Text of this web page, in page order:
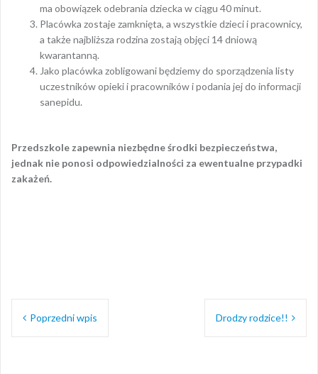
ma obowiązek odebrania dziecka w ciągu 40 minut.
Placówka zostaje zamknięta, a wszystkie dzieci i pracownicy,
a także najbliższa rodzina zostają objęci 14 dniową
kwarantanną.
Jako placówka zobligowani będziemy do sporządzenia listy
uczestników opieki i pracowników i podania jej do informacji
sanepidu.
Przedszkole zapewnia niezbędne środki bezpieczeństwa,
jednak nie ponosi odpowiedzialności za ewentualne przypadki
zakażeń.
Nawigacja
wpisu
Poprzedni wpis Drodzy rodzice!!